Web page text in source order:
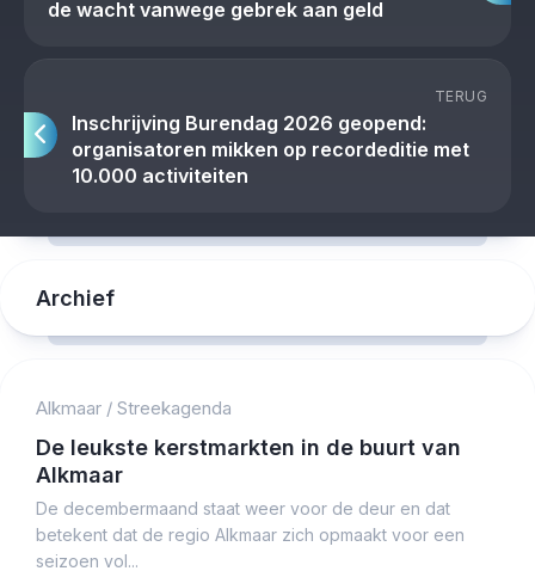
de wacht vanwege gebrek aan geld
TERUG
Inschrijving Burendag 2026 geopend:
organisatoren mikken op recordeditie met
10.000 activiteiten
Archief
Alkmaar / Streekagenda
De leukste kerstmarkten in de buurt van
Alkmaar
De decembermaand staat weer voor de deur en dat
betekent dat de regio Alkmaar zich opmaakt voor een
seizoen vol...